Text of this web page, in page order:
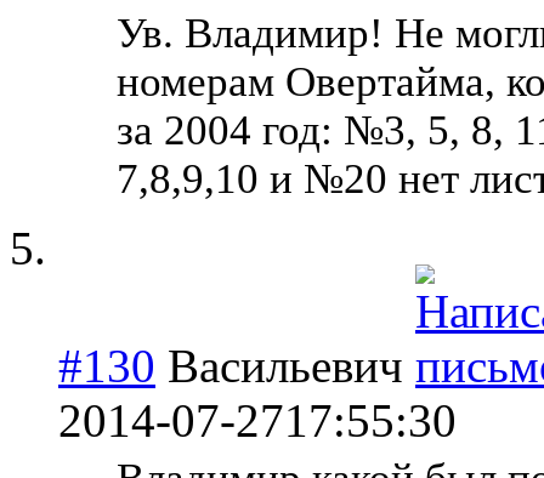
Ув. Владимир! Не
номерам Овертайма,
за 2004 год: №3, 5, 8,
7,8,9,10 и №20 нет
#130 Васильевич
2014-07-2717:55:30